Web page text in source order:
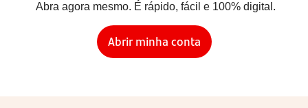
Abra agora mesmo. É rápido, fácil e 100% digital.
Abrir minha conta